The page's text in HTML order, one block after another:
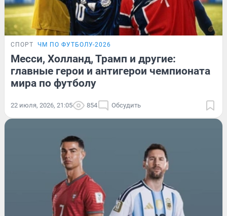
СПОРТ ЧМ ПО ФУТБОЛУ-2026
Месси, Холланд, Трамп и другие:
главные герои и антигерои чемпионата
мира по футболу
22 июля, 2026, 21:05 854 Обсудить